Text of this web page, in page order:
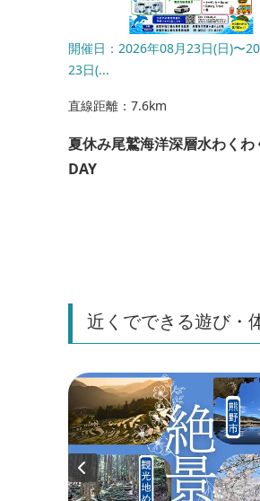
開催日：2026年08月23日(日)〜
23日(...
直線距離：7.6km
夏休み尾鷲海洋深層水わくわ
DAY
近くでできる遊び・